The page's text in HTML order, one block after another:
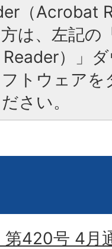
（Acrobat
は、左記の
）」
トウェア
さい。
第420号 4月